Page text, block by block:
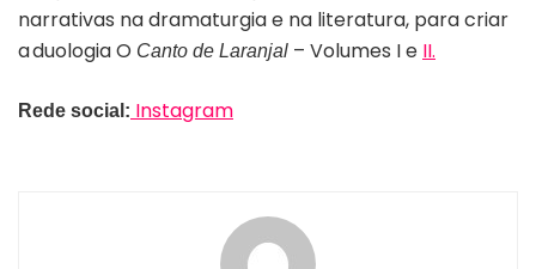
narrativas na dramaturgia e na literatura, para criar
a duologia O Canto de Laranjal – Volumes I e II.
Rede social: Instagram